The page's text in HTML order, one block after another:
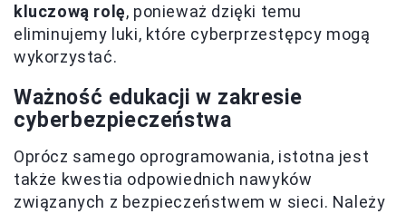
kluczową rolę, ponieważ dzięki temu
eliminujemy luki, które cyberprzestępcy mogą
wykorzystać.
Ważność edukacji w zakresie
cyberbezpieczeństwa
Oprócz samego oprogramowania, istotna jest
także kwestia odpowiednich nawyków
związanych z bezpieczeństwem w sieci. Należy